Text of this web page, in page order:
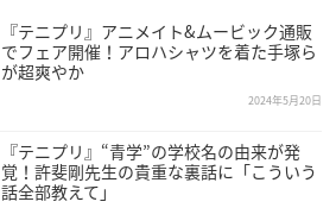
『テニプリ』アニメイト&ムービック通販
でフェア開催！アロハシャツを着た手塚ら
が超爽やか
2024年5月20日
『テニプリ』“青学”の学校名の由来が発
覚！許斐剛先生の貴重な裏話に「こういう
話全部教えて」